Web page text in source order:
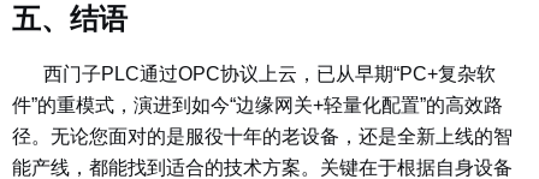
五、结语
西门子PLC通过OPC协议上云，已从早期“PC+复杂软
件”的重模式，演进到如今“边缘网关+轻量化配置”的高效路
径。无论您面对的是服役十年的老设备，还是全新上线的智
能产线，都能找到适合的技术方案。关键在于根据自身设备